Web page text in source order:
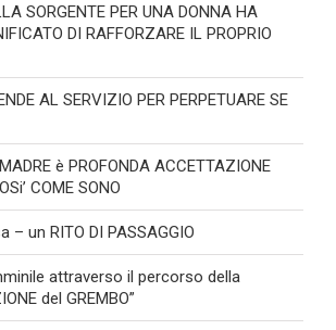
SORGENTE PER UNA DONNA HA
DI RAFFORZARE IL PROPRIO
AL SERVIZIO PER PERPETUARE SE
è PROFONDA ACCETTAZIONE
COME SONO
– un RITO DI PASSAGGIO
attraverso il percorso della
del GREMBO”